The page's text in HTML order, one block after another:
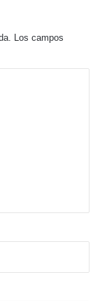
Los campos